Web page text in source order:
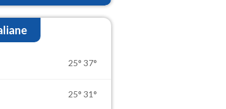
25° 37°
25° 31°